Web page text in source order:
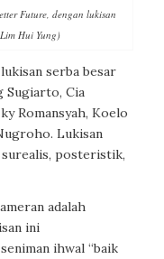
Future, dengan lukisan
Hui Yung)
serba besar
Sugiarto, Cia
Romansyah, Koelo
Lukisan
surealis, posteristik,
adalah
ini
ihwal “baik